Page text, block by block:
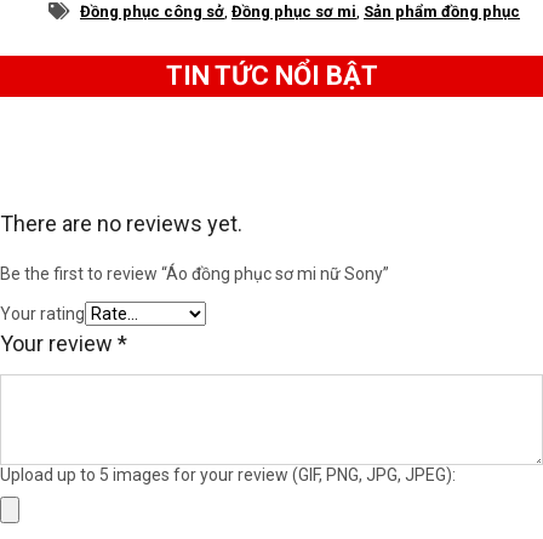
Đồng phục công sở Đồng phục sơ mi Sản phẩm đồng phục
TIN TỨC NỔI BẬT
There are no reviews yet.
Be the first to review “Áo đồng phục sơ mi nữ Sony”
Your rating
Your review *
Upload up to 5 images for your review (GIF, PNG, JPG, JPEG):